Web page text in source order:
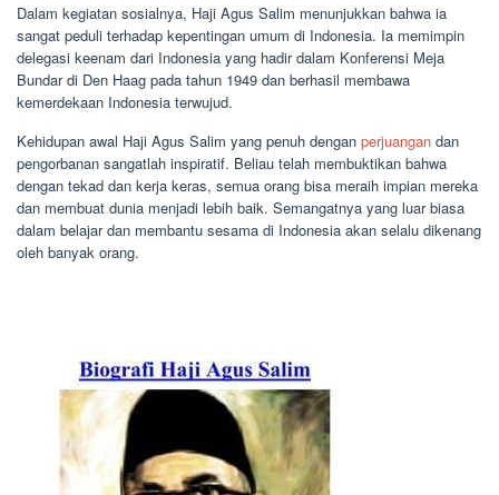
Dalam kegiatan sosialnya, Haji Agus Salim menunjukkan bahwa ia
sangat peduli terhadap kepentingan umum di Indonesia. Ia memimpin
delegasi keenam dari Indonesia yang hadir dalam Konferensi Meja
Bundar di Den Haag pada tahun 1949 dan berhasil membawa
kemerdekaan Indonesia terwujud.
Kehidupan awal Haji Agus Salim yang penuh dengan perjuangan dan
pengorbanan sangatlah inspiratif. Beliau telah membuktikan bahwa
dengan tekad dan kerja keras, semua orang bisa meraih impian mereka
dan membuat dunia menjadi lebih baik. Semangatnya yang luar biasa
dalam belajar dan membantu sesama di Indonesia akan selalu dikenang
oleh banyak orang.